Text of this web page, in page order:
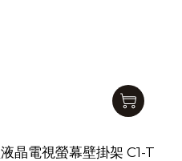
晶電視螢幕壁掛架 C1-T